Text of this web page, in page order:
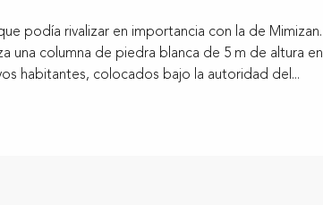
podía rivalizar en importancia con la de Mimizan.
una columna de piedra blanca de 5 m de altura en
habitantes, colocados bajo la autoridad del...